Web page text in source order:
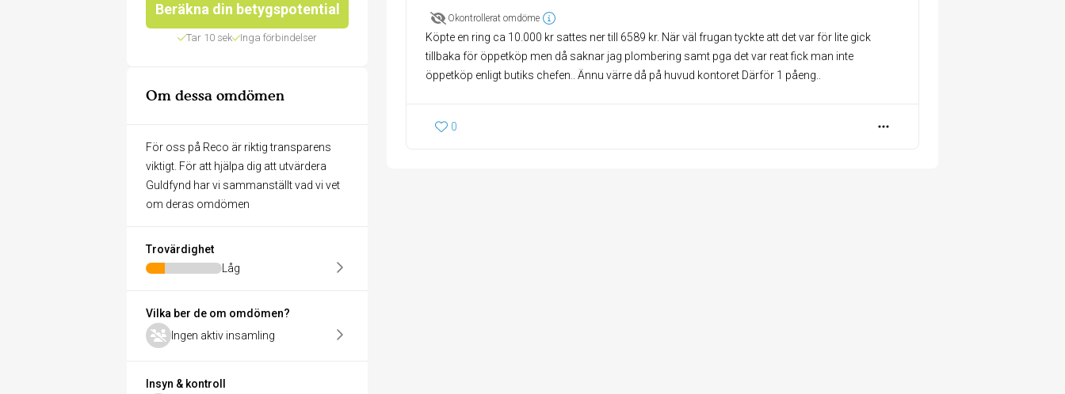
Beräkna din betygspotential
Tar 10 sek Inga förbindelser
Om dessa omdömen
För oss på Reco är riktig transparens
viktigt. För att hjälpa dig att utvärdera
Guldfynd har vi sammanställt vad vi vet
om deras omdömen
Trovärdighet
Låg
Vilka ber de om omdömen?
Ingen aktiv insamling
Insyn & kontroll
Okontrollerat omdöme
Köpte en ring ca 10.000 kr sattes ner till 6589 kr. När väl frugan tyckte att det var för lite gick
tillbaka för öppetköp men då saknar jag plombering samt pga det var reat fick man inte
öppetköp enligt butiks chefen.. Ännu värre då på huvud kontoret Därför 1 påeng..
0